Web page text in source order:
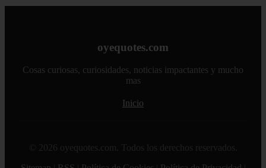
oyequotes.com
Cosas curiosas, curiosidades, noticias impactantes y mucho
mas
Inicio
© 2026 oyequotes.com. Todos los derechos reservados.